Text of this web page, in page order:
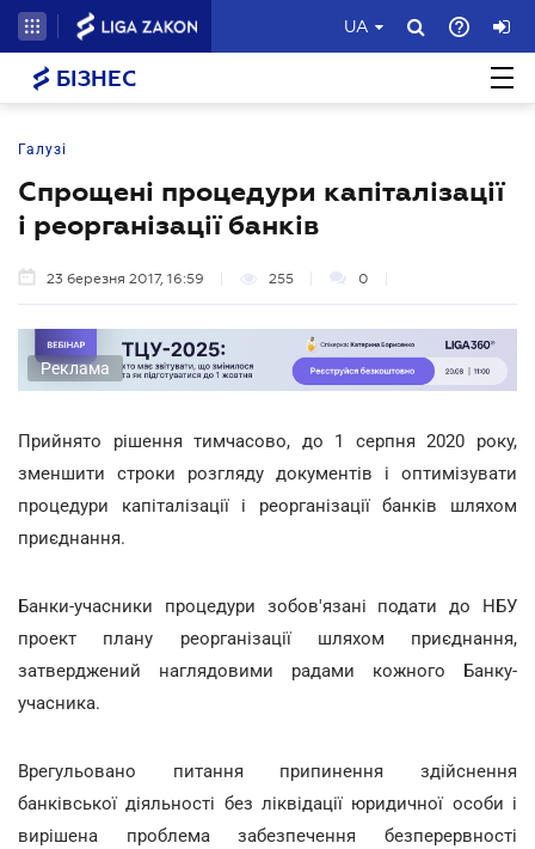
UA
БІЗНЕС
Галузі
Спрощені процедури капіталізації
і реорганізації банків
23 березня 2017, 16:59 255 0
Реклама
Прийнято рішення тимчасово, до 1 серпня 2020 року,
зменшити строки розгляду документів і оптимізувати
процедури капіталізації і реорганізації банків шляхом
приєднання.
Банки-учасники процедури зобов'язані подати до НБУ
проект плану реорганізації шляхом приєднання,
затверджений наглядовими радами кожного Банку-
учасника.
Врегульовано питання припинення здійснення
банківської діяльності без ліквідації юридичної особи і
вирішена проблема забезпечення безперервності